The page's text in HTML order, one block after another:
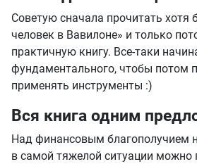
Советую сначала прочитать
человек в Вавилоне» и только
практичную книгу. Все-таки
фундаментального, чтобы потом
применять инструменты :)
Вся книга одним
Над финансовым благополучием
в самой тяжелой ситуации можно